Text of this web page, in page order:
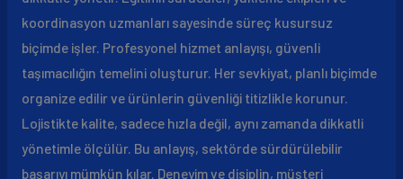
koordinasyon uzmanları sayesinde süreç kusursuz
biçimde işler. Profesyonel hizmet anlayışı, güvenli
taşımacılığın temelini oluşturur. Her sevkiyat, planlı biçimde
organize edilir ve ürünlerin güvenliği titizlikle korunur.
Lojistikte kalite, sadece hızla değil, aynı zamanda dikkatli
yönetimle ölçülür. Bu anlayış, sektörde sürdürülebilir
başarıyı mümkün kılar. Deneyim ve disiplin, müşteri